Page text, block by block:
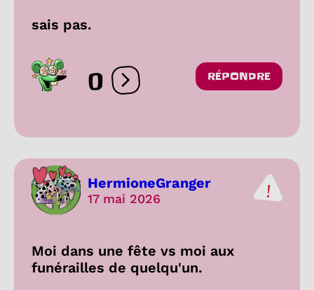
sais pas.
0 Ouvrir les réactions
RÉPONDRE
HermioneGranger
17 mai 2026
Moi dans une fête vs moi aux
funérailles de quelqu'un.